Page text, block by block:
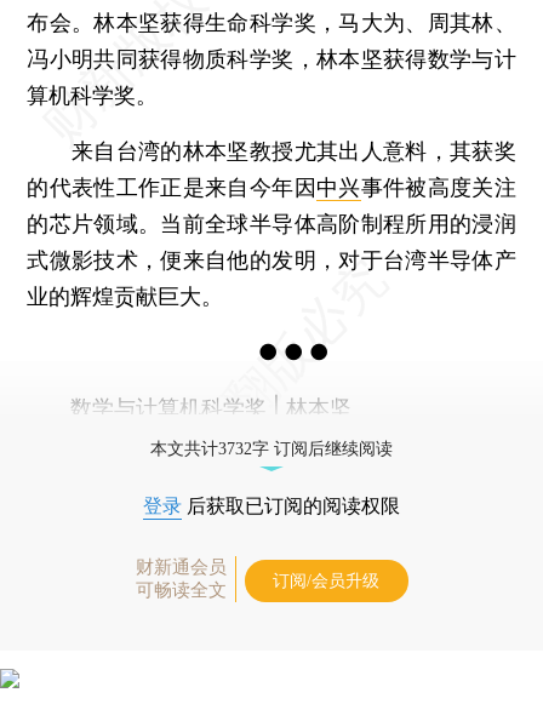
布会。林本坚获得生命科学奖，马大为、周其林、
冯小明共同获得物质科学奖，林本坚获得数学与计
算机科学奖。
来自台湾的林本坚教授尤其出人意料，其获奖
的代表性工作正是来自今年因中兴事件被高度关注
的芯片领域。当前全球半导体高阶制程所用的浸润
式微影技术，便来自他的发明，对于台湾半导体产
业的辉煌贡献巨大。
● ● ●
数学与计算机科学奖 | 林本坚
本文共计3732字 订阅后继续阅读
登录 后获取已订阅的阅读权限
财新通会员
可畅读全文
订阅/会员升级